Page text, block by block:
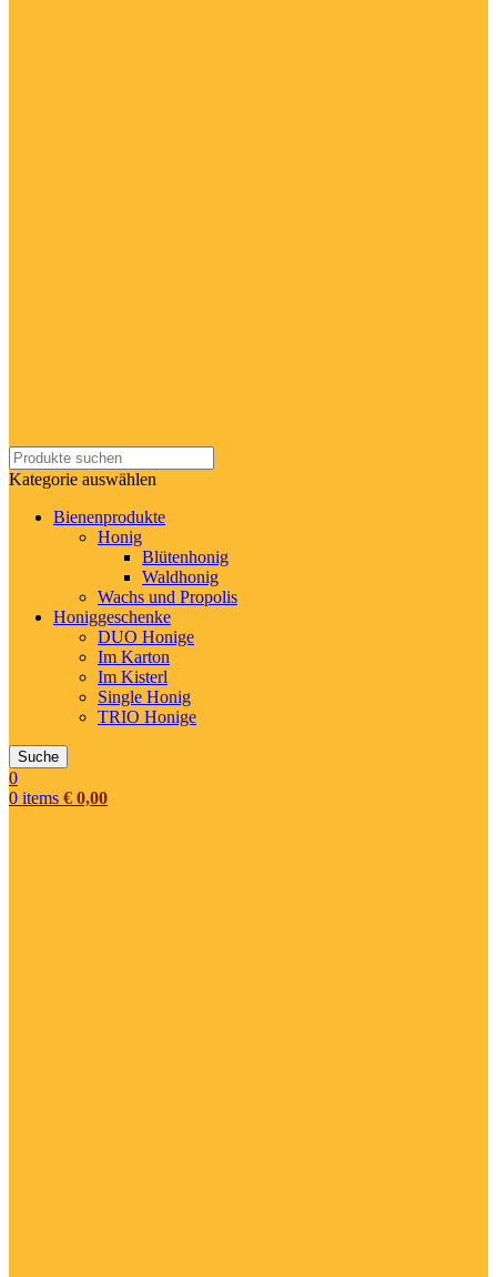
Kategorie auswählen
Bienenprodukte
Honig
Blütenhonig
Waldhonig
Wachs und Propolis
Honiggeschenke
DUO Honige
Im Karton
Im Kisterl
Single Honig
TRIO Honige
Suche
0
0 items € 0,00